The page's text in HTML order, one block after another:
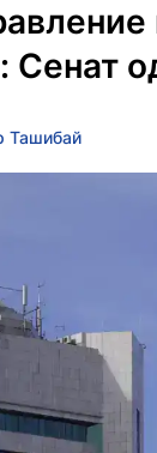
Сенат
Ташибай